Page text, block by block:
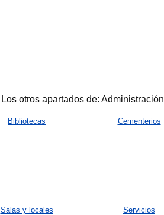
Los otros apartados de: Administración
Bibliotecas Cementerios
Salas y locales Servicios